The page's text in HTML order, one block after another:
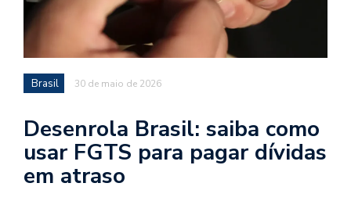
Brasil 30 de maio de 2026
Desenrola Brasil: saiba como
usar FGTS para pagar dívidas
em atraso